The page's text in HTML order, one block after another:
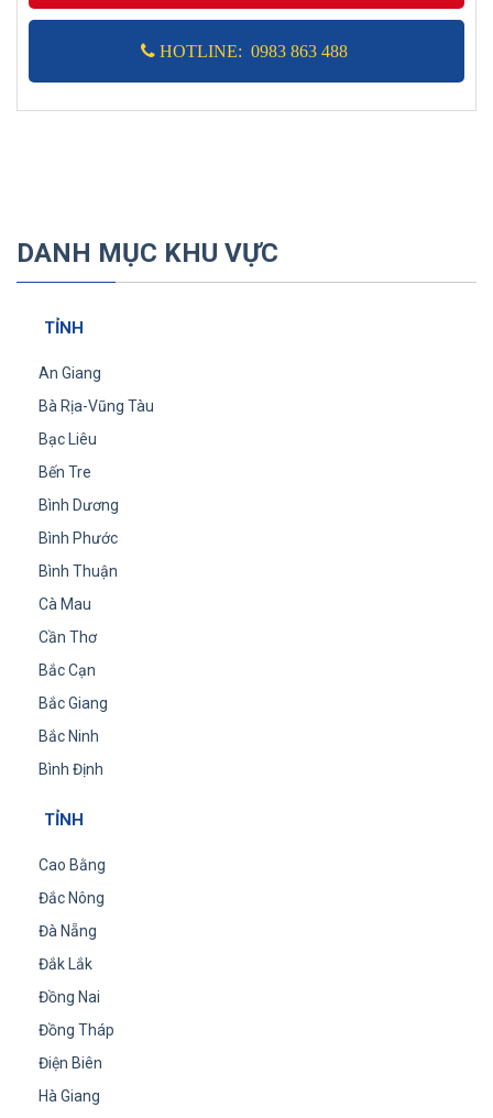
HOTLINE: 0983 863 488
DANH MỤC KHU VỰC
TỈNH
An Giang
Bà Rịa-Vũng Tàu
Bạc Liêu
Bến Tre
Bình Dương
Bình Phước
Bình Thuận
Cà Mau
Cần Thơ
Bắc Cạn
Bắc Giang
Bắc Ninh
Bình Định
TỈNH
Cao Bằng
Đắc Nông
Đà Nẵng
Đắk Lắk
Đồng Nai
Đồng Tháp
Điện Biên
Hà Giang